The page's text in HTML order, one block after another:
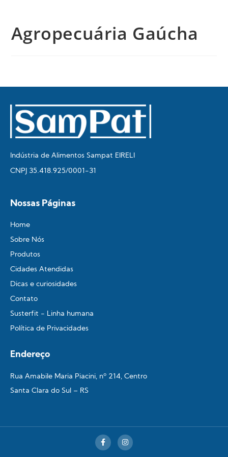
Agropecuária Gaúcha
Indústria de Alimentos Sampat EIRELI
CNPJ 35.418.925/0001-31
Nossas Páginas
Home
Sobre Nós
Produtos
Cidades Atendidas
Dicas e curiosidades
Contato
Susterfit - Linha humana
Política de Privacidades
Endereço
Rua Amabile Maria Piacini, nº 214, Centro
Santa Clara do Sul – RS